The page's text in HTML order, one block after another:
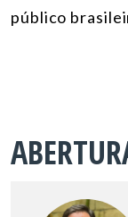
público